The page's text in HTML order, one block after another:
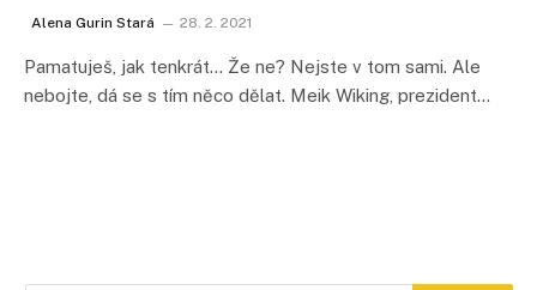
Alena Gurin Stará 28. 2. 2021
Pamatuješ, jak tenkrát… Že ne? Nejste v tom sami. Ale
nebojte, dá se s tím něco dělat. Meik Wiking, prezident…